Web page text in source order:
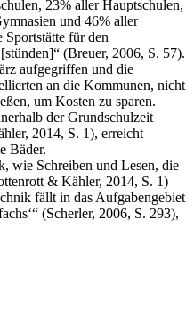
23% aller Hauptschulen,
und 46% aller
für den
(Breuer, 2006, S. 57).
aufgegriffen und die
an die Kommunen, nicht
um Kosten zu sparen.
der Grundschulzeit
2014, S. 1), erreicht
Bäder.
wie Schreiben und Lesen, die
& Kähler, 2014, S. 1)
fällt in das Aufgabengebiet
(Scherler, 2006, S. 293),